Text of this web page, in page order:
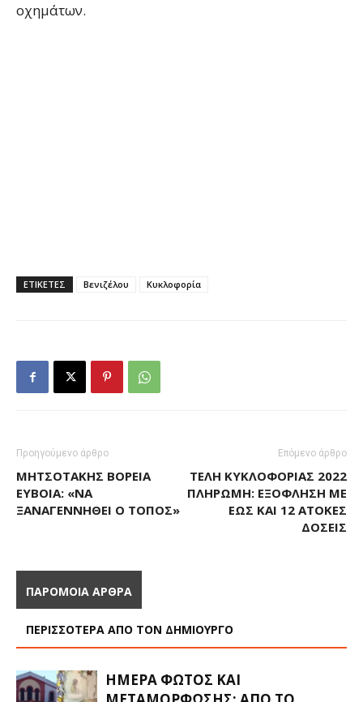
οχημάτων.
ΕΤΙΚΕΤΕΣ Βενιζέλου Κυκλοφορία
Προηγούμενο άρθρο
ΜΗΤΣΟΤΆΚΗΣ ΒΌΡΕΙΑ
ΕΎΒΟΙΑ: «ΝΑ
ΞΑΝΑΓΕΝΝΗΘΕΊ Ο ΤΌΠΟΣ»
Επόμενο άρθρο
ΤΈΛΗ ΚΥΚΛΟΦΟΡΊΑΣ 2022
ΠΛΗΡΩΜΉ: ΕΞΌΦΛΗΣΗ ΜΕ
ΈΩΣ ΚΑΙ 12 ΆΤΟΚΕΣ
ΔΌΣΕΙΣ
ΠΑΡΟΜΟΙΑ ΑΡΘΡΑ
ΠΕΡΙΣΣΟΤΕΡΑ ΑΠΟ ΤΟΝ ΔΗΜΙΟΥΡΓΟ
ΗΜΈΡΑ ΦΩΤΌΣ ΚΑΙ